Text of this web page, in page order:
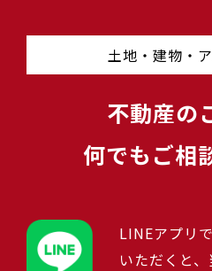
土地・建物・
不動産の
何でもご相
LINEアプリ
いただくと